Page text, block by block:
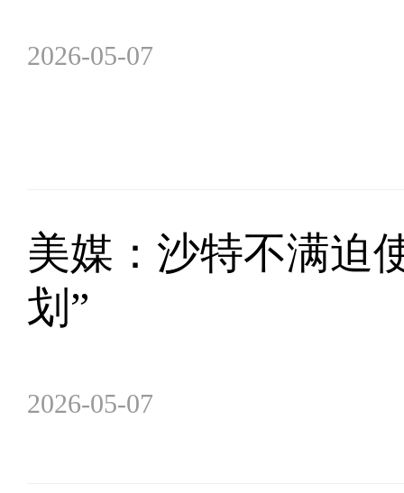
2026-05-07
美媒：沙特不满迫
划”
2026-05-07